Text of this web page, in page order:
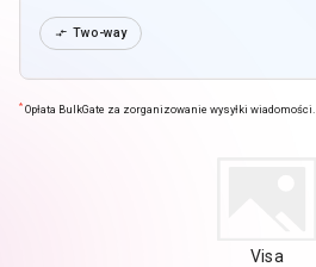
 Two-way
* Opłata BulkGate za zorganizowanie wysyłki wiadomości.
Visa